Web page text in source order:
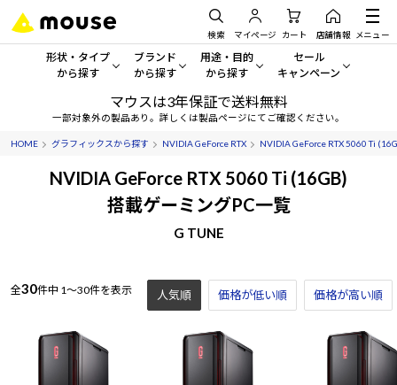
検索 マイページ カート 店舗情報 メニュー
形状・タイプ
から探す
形状・タイプから探す をすべてみる
デスクトップPC
ディスプレイ
ブランド
から探す
mouse
G TUNE
MousePro
Copilot+ PC
用途・目的
から探す
一般向けパソコン
ゲーミングPC・ゲーム向けパソコン
クリエイティブ向け
ビジネス向けパソコン
学習向けパソコン
AIおすすめパソコン
セール
キャンペーン
セール・キャンペー
期間限定セール
アウトレットパソコン
マウスは3年保証で送料無料
一部対象外の製品あり。詳しくは製品ページにてご確認ください。
HOME グラフィックスから探す NVIDIA GeForce RTX NVIDIA GeForce RTX 5060 Ti
NVIDIA GeForce RTX 5060 Ti (16GB)
搭載ゲーミングPC一覧
G TUNE
全30件中 1～30件を表示 人気順 価格が低い順 価格が高い順